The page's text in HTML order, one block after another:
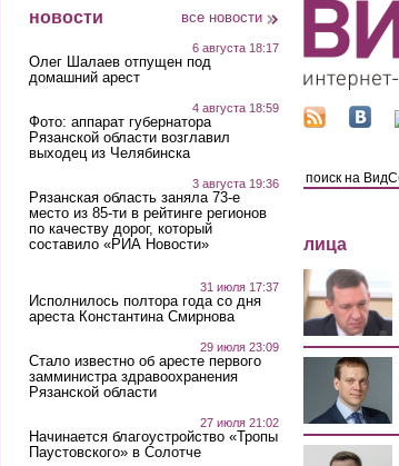
новости все новости
6 августа 18:17
Олег Шалаев отпущен под
домашний арест
4 августа 18:59
Фото: аппарат губернатора
Рязанской области возглавил
выходец из Челябинска
3 августа 19:36
Рязанская область заняла 73-е
место из 85-ти в рейтинге регионов
по качеству дорог, который
составило «РИА Новости»
31 июля 17:37
Исполнилось полтора года со дня
ареста Константина Смирнова
29 июля 23:09
Стало известно об аресте первого
замминистра здравоохранения
Рязанской области
27 июля 21:02
Начинается благоустройство «Тропы
Паустовского» в Солотче
лица